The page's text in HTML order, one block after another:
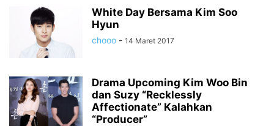
White Day Bersama Kim Soo
Hyun
chooo - 14 Maret 2017
Drama Upcoming Kim Woo Bin
dan Suzy “Recklessly
Affectionate” Kalahkan
“Producer”